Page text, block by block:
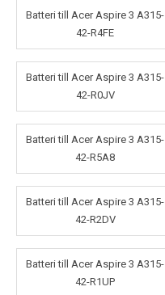
Batteri till Acer Aspire 3 A315-
42-R4FE
Batteri till Acer Aspire 3 A315-
42-R0JV
Batteri till Acer Aspire 3 A315-
42-R5A8
Batteri till Acer Aspire 3 A315-
42-R2DV
Batteri till Acer Aspire 3 A315-
42-R1UP